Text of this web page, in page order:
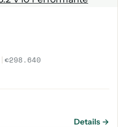
|€298.640
Details →